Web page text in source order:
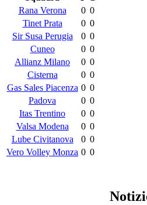
Rana Verona
0 0
Tinet Prata
0 0
Sir Susa Perugia
0 0
Cuneo
0 0
Allianz Milano
0 0
Cisterna
0 0
Gas Sales Piacenza 0 0
Padova
0 0
Itas Trentino
0 0
Valsa Modena
0 0
Lube Civitanova
0 0
Vero Volley Monza 0 0